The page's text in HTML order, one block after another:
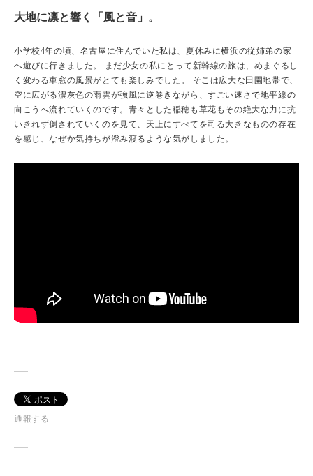
大地に凛と響く「風と音」。
小学校4年の頃、名古屋に住んでいた私は、夏休みに横浜の従姉弟の家
へ遊びに行きました。 まだ少女の私にとって新幹線の旅は、めまぐるし
く変わる車窓の風景がとても楽しみでした。 そこは広大な田園地帯で、
空に広がる濃灰色の雨雲が強風に逆巻きながら、すごい速さで地平線の
向こうへ流れていくのです。青々とした稲穂も草花もその絶大な力に抗
いきれず倒されていくのを見て、天上にすべてを司る大きなものの存在
を感じ、なぜか気持ちが澄み渡るような気がしました。
通報する